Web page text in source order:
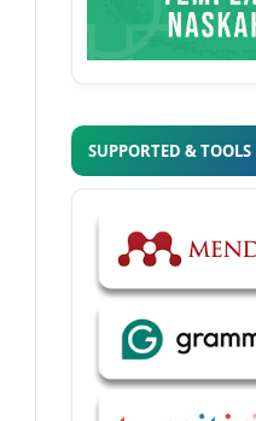
SUPPORTED & TOOLS